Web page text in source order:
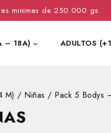
minimas de 250.000 gs.
– 18A) ADULTOS
M) / Niñas / Pack 5 Bodys